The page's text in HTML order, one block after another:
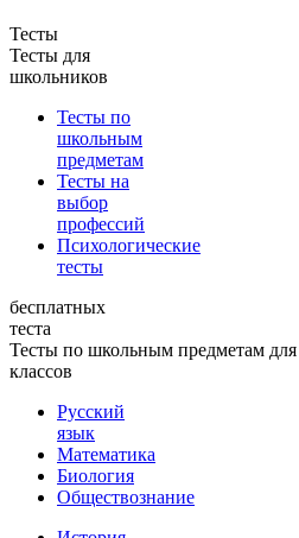
Тесты
Тесты для
школьников
Тесты по
школьным
предметам
Тесты на
выбор
профессий
Психологические
тесты
бесплатных
теста
Тесты по школьным предметам для
классов
Русский
язык
Математика
Биология
Обществознание